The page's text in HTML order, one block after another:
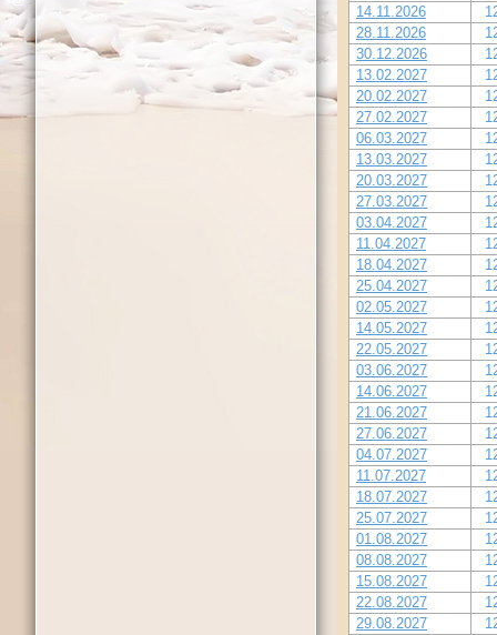
14.11.2026
28.11.2026
30.12.2026
13.02.2027
20.02.2027
27.02.2027
06.03.2027
13.03.2027
20.03.2027
27.03.2027
03.04.2027
11.04.2027
18.04.2027
25.04.2027
02.05.2027
14.05.2027
22.05.2027
03.06.2027
14.06.2027
21.06.2027
27.06.2027
04.07.2027
11.07.2027
18.07.2027
25.07.2027
01.08.2027
08.08.2027
15.08.2027
22.08.2027
29.08.2027